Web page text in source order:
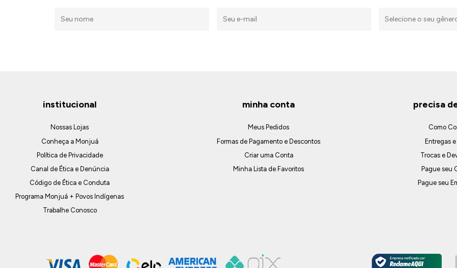
institucional
Nossas Lojas
Conheça a Monjuá
Política de Privacidade
Canal de Ética e Denúncia
Código de Ética e Conduta
Programa Monjuá + Povos Indígenas
Trabalhe Conosco
minha conta
Meus Pedidos
Formas de Pagamento e Descontos
Criar uma Conta
Minha Lista de Favoritos
precisa
Como
Entregas
Trocas e
Pague seu
Pague seu